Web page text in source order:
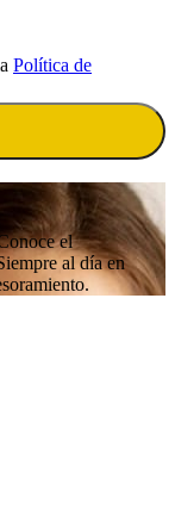
Política de
el
al día en